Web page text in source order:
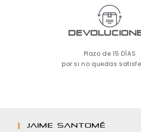
Plazo de 15 DÍAS
por si no quedas
JAIME SANTOMÉ